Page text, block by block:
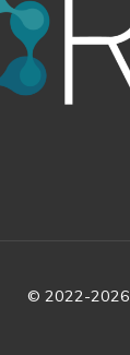
© 2022-2026